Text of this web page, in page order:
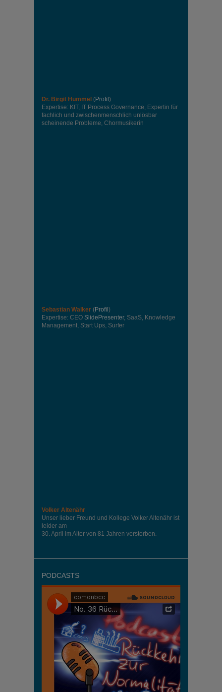
Dr. Birgit Hummel (Profil )
Expertise: KIT, IT Process Governance, Expertin für
fachlich und zwischenmenschlich unlösbar
scheinende Probleme, Chormusikerin
Sebastian Walker (Profil )
Expertise: CEO SlidePresenter, SaaS, Knowledge
Management, Start Ups, Surfer
Volker Altenähr
Unser lieber Freund und Kollege Volker Altenähr ist
leider am
30. April im Alter von 81 Jahren verstorben.
PODCASTS